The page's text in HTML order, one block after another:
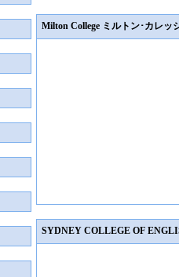
Milton College ミルトン･カレッ
SYDNEY COLLEGE OF